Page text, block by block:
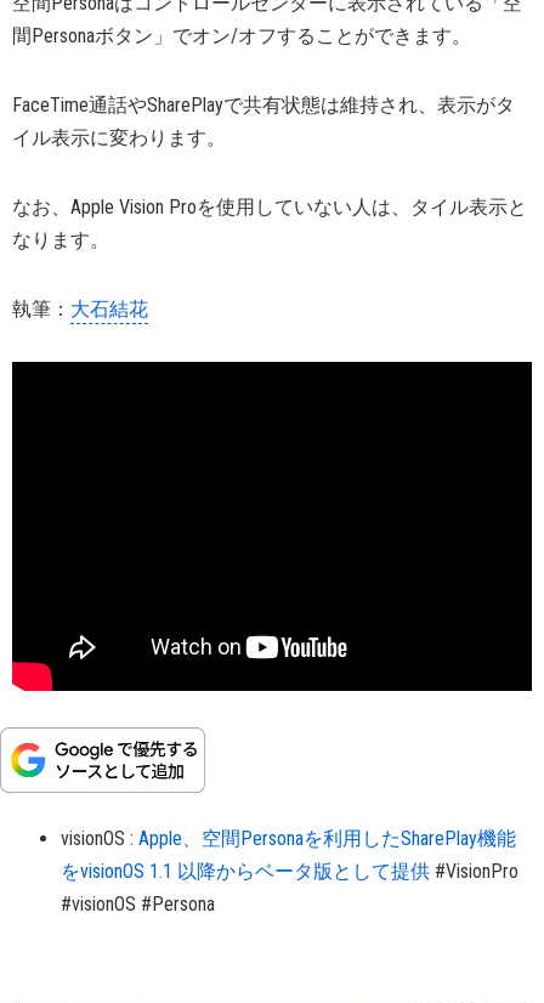
間Personaボタン」でオン/オフすることができます。
FaceTime通話やSharePlayで共有状態は維持され、表示がタ
イル表示に変わります。
なお、Apple Vision Proを使用していない人は、タイル表示と
なります。
執筆： 大石結花
visionOS : Apple、空間Personaを利用したSharePlay機能
をvisionOS 1.1 以降からベータ版として提供 #VisionPro
#visionOS #Persona